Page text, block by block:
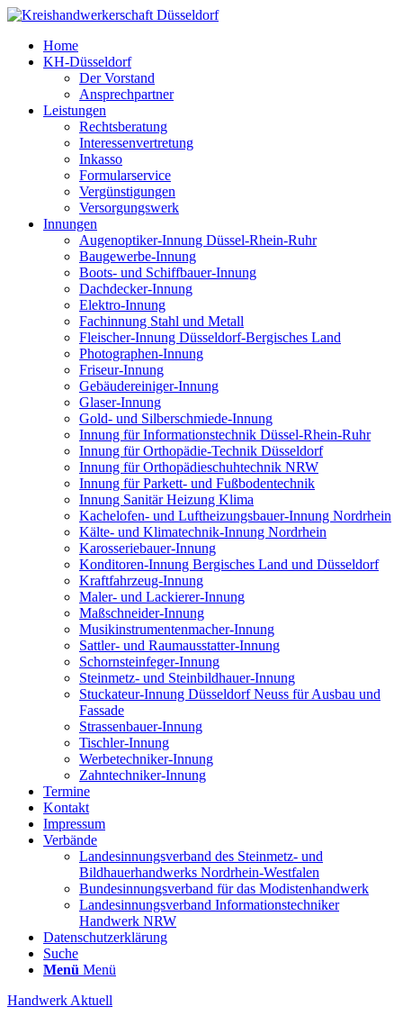
Home
KH-Düsseldorf
Der Vorstand
Ansprechpartner
Leistungen
Rechtsberatung
Interessenvertretung
Inkasso
Formularservice
Vergünstigungen
Versorgungswerk
Innungen
Augenoptiker-Innung Düssel-Rhein-Ruhr
Baugewerbe-Innung
Boots- und Schiffbauer-Innung
Dachdecker-Innung
Elektro-Innung
Fachinnung Stahl und Metall
Fleischer-Innung Düsseldorf-Bergisches Land
Photographen-Innung
Friseur-Innung
Gebäudereiniger-Innung
Glaser-Innung
Gold- und Silberschmiede-Innung
Innung für Informationstechnik Düssel-Rhein-Ruhr
Innung für Orthopädie-Technik Düsseldorf
Innung für Orthopädieschuhtechnik NRW
Innung für Parkett- und Fußbodentechnik
Innung Sanitär Heizung Klima
Kachelofen- und Luftheizungsbauer-Innung Nordrhein
Kälte- und Klimatechnik-Innung Nordrhein
Karosseriebauer-Innung
Konditoren-Innung Bergisches Land und Düsseldorf
Kraftfahrzeug-Innung
Maler- und Lackierer-Innung
Maßschneider-Innung
Musikinstrumentenmacher-Innung
Sattler- und Raumausstatter-Innung
Schornsteinfeger-Innung
Steinmetz- und Steinbildhauer-Innung
Stuckateur-Innung Düsseldorf Neuss für Ausbau und
Fassade
Strassenbauer-Innung
Tischler-Innung
Werbetechniker-Innung
Zahntechniker-Innung
Termine
Kontakt
Impressum
Verbände
Landesinnungsverband des Steinmetz- und
Bildhauerhandwerks Nordrhein-Westfalen
Bundesinnungsverband für das Modistenhandwerk
Landesinnungsverband Informationstechniker
Handwerk NRW
Datenschutzerklärung
Suche
Menü Menü
Handwerk Aktuell